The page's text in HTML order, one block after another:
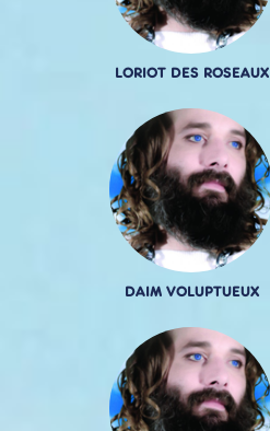
LORIOT DES ROSEAUX
DAIM VOLUPTUEUX